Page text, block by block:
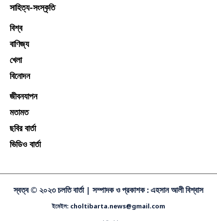
সাহিত্য-সংস্কৃতি
বিশ্ব
বাণিজ্য
খেলা
বিনোদন
জীবনযাপন
মতামত
ছবির বার্তা
ভিডিও বার্তা
স্বত্ব © ২০২৩ চলতি বার্তা | সম্পাদক ও প্রকাশক : এহসান আলী বিশ্বাস
ইমেইল: choltibarta.news@gmail.com